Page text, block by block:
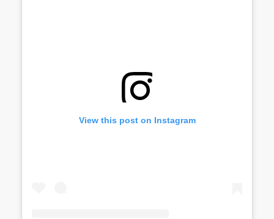
View this post on Instagram